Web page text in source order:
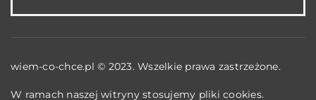
wiem-co-chce.pl © 2023. Wszelkie prawa zastrzeżone.
W ramach naszej witryny stosujemy pliki cookies.